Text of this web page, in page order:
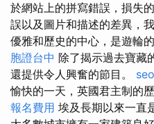
於網站上的拼寫錯誤，損失
誤以及圖片和描述的差異，
優雅和歷史的中心，是遊輪
胞證台中 除了揭示過去寶藏
還提供令人興奮的節目。
愉快的一天，英國君主制的
報名費用 埃及長期以來一直